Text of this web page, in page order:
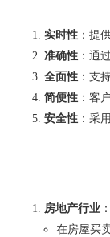
实时性 ：提
准确性 ：通
全面性 ：支
简便性 ：客
安全性 ：采
房地产行业 ：
在房屋买